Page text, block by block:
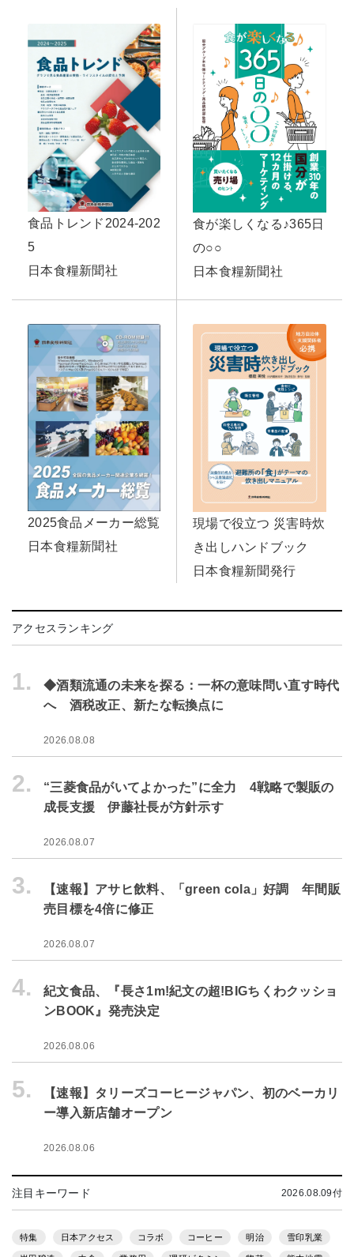
食品トレンド2024-202
5
日本食糧新聞社
食が楽しくなる♪365日
の○○
日本食糧新聞社
2025食品メーカー総覧
日本食糧新聞社
現場で役立つ 災害時炊
き出しハンドブック
日本食糧新聞発行
アクセスランキング
1.
◆酒類流通の未来を探る：一杯の意味問い直す時代
へ 酒税改正、新たな転換点に
2026.08.08
2.
“三菱食品がいてよかった”に全力 4戦略で製販の
成長支援 伊藤社長が方針示す
2026.08.07
3.
【速報】アサヒ飲料、「green cola」好調 年間販
売目標を4倍に修正
2026.08.07
4.
紀文食品、『長さ1m!紀文の超!BIGちくわクッショ
ンBOOK』発売決定
2026.08.06
5.
【速報】タリーズコーヒージャパン、初のベーカリ
ー導入新店舗オープン
2026.08.06
注目キーワード 2026.08.09付
特集 日本アクセス コラボ コーヒー 明治 雪印乳業